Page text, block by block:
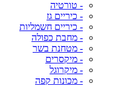
- טורטיה
- כיריים גז
- כיריים חשמליות
- מחבת כפולה
- מטחנת בשר
- מיקסרים
- מיקרוגל
- מכונות קפה